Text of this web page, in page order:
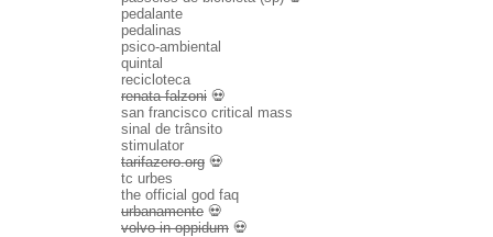
pedalante
pedalinas
psico-ambiental
quintal
recicloteca
renata falzoni 💀
san francisco critical mass
sinal de trânsito
stimulator
tarifazero.org 💀
tc urbes
the official god faq
urbanamente 💀
volvo in oppidum 💀